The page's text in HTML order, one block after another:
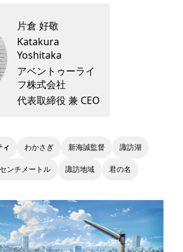
片倉 好敬
Katakura
Yoshitaka
アベントゥーライ
フ株式会社
代表取締役 兼 CEO
わかさぎ 新海誠監督 諏訪湖
ンチメートル 諏訪地域 君の名